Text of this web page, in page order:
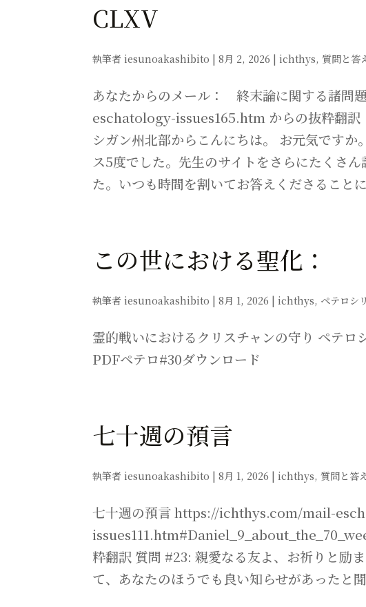
CLXV
執筆者 iesunoakashibito |8月 2, 2026 | ichthys,質問と答
あなたからのメール： 終末論に関する諸
eschatology-issues165.htm からの抜粋翻訳
シガン州北部からこんにちは。 お元気です
ス5度でした。先生のサイトをさらにたくさ
た。いつも時間を割いてお答えくださること
この世における聖化：
執筆者 iesunoakashibito |8月 1, 2026 | ichthys, ペテロシ
霊的戦いにおけるクリスチャンの守り ペテ
PDFペテロ#30ダウンロード
七十週の預言
執筆者 iesunoakashibito |8月 1, 2026 | ichthys,質問と答
七十週の預言 https://ichthys.com/mail-
粋翻訳 質問 #23: 親愛なる友よ、お祈りと励
て、あなたのほうでも良い知らせがあったと